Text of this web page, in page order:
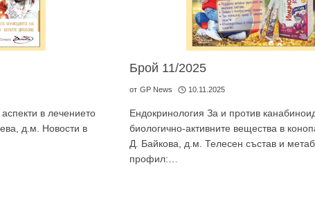
в лечението
д.м. Новости в
Брой 11/2025
от GP News 10.11.2025
Ендокринология За и против
биологично-активните вещества в
Д. Байкова, д.м. Телесен състав и
профил:…
GP
НОВИНИ ЗА
да виждате специализирано
декларирате, че сте